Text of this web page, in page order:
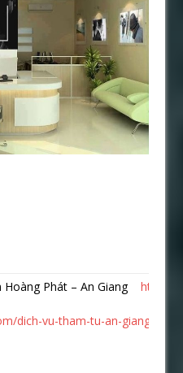
Hoàng Phát – An Gianghttps://
dich-vu-tham-tu-an-giang-uy-